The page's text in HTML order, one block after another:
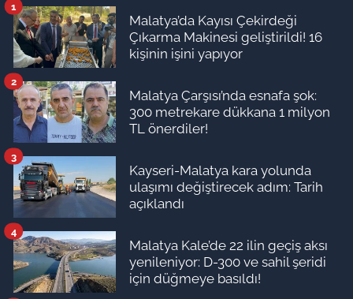
Malatya’da Kayısı Çekirdeği
Çıkarma Makinesi geliştirildi! 16
kişinin işini yapıyor
1
Malatya Çarşısı’nda esnafa şok:
300 metrekare dükkana 1 milyon
TL önerdiler!
2
Kayseri-Malatya kara yolunda
ulaşımı değiştirecek adım: Tarih
açıklandı
3
Malatya Kale’de 22 ilin geçiş aksı
yenileniyor: D-300 ve sahil şeridi
için düğmeye basıldı!
4